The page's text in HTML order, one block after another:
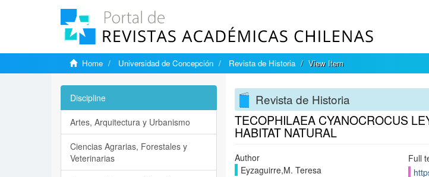
Home Universidad de Concepción Revista de Historia View Item
Revista de Historia
TECOPHILAEA CYANOCROCUS
HABITAT NATURAL
Author
Eyzaguirre,M. Teresa
Full
Discipline
Artes, Arquitectura y Urbanismo
Ciencias Agrarias, Forestales y
Veterinarias